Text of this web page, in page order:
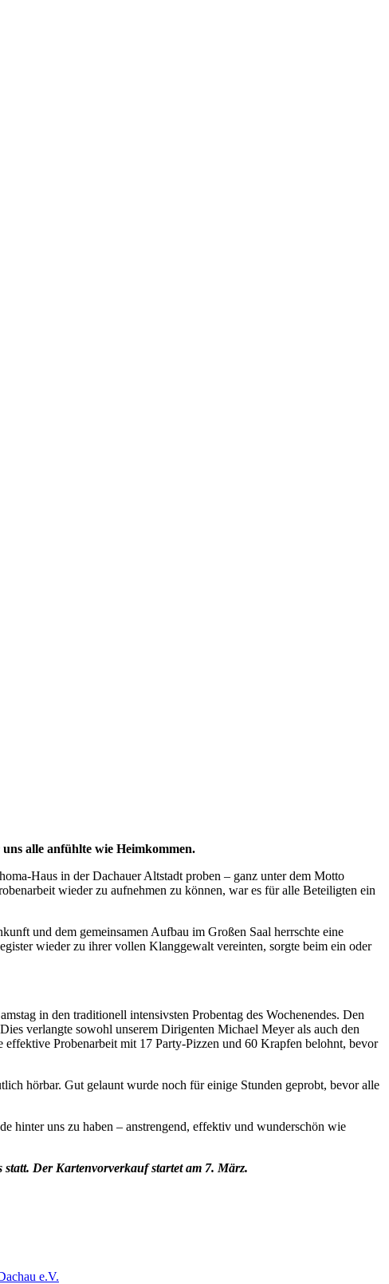
alle anfühlte wie Heimkommen.
Haus in der Dachauer Altstadt proben – ganz unter dem Motto
wieder zu aufnehmen zu können, war es für alle Beteiligten ein
und dem gemeinsamen Aufbau im Großen Saal herrschte eine
wieder zu ihrer vollen Klanggewalt vereinten, sorgte beim ein oder
in den traditionell intensivsten Probentag des Wochenendes. Den
verlangte sowohl unserem Dirigenten Michael Meyer als auch den
Probenarbeit mit 17 Party-Pizzen und 60 Krapfen belohnt, bevor
hörbar. Gut gelaunt wurde noch für einige Stunden geprobt, bevor alle
hinter uns zu haben – anstrengend, effektiv und wunderschön wie
Der Kartenvorverkauf startet am 7. März.
e.V.